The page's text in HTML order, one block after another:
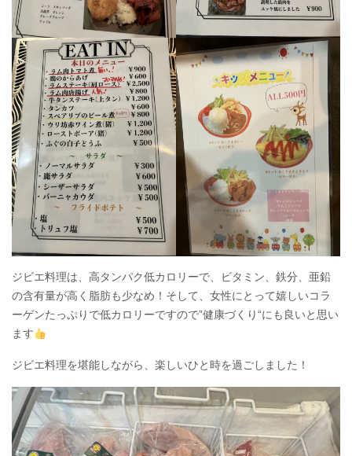
ジビエ料理は、高タンパク低カロリーで、ビタミン、鉄分、亜鉛
の含有量が高く脂肪も少なめ！そして、女性にとって嬉しいコラ
ーゲンたっぷりで低カロリーですので”健康づくり“にも良いと思い
ます
ジビエ料理を堪能しながら、楽しいひと時を過ごしました！